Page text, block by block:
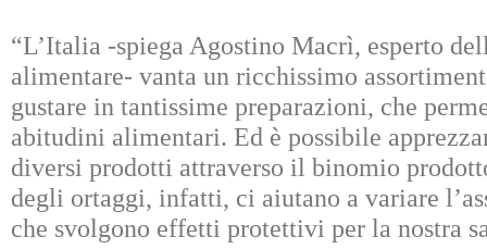
“L’Italia -spiega Agostino Macrì, esperto
alimentare- vanta un ricchissimo
gustare in tantissime preparazioni, che
abitudini alimentari. Ed è possibile
diversi prodotti attraverso il binomio
degli ortaggi, infatti, ci aiutano a variare
che svolgono effetti protettivi per la nostra